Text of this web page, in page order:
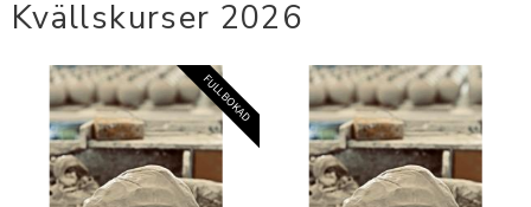
Kvällskurser 2026
FULLBOKAD